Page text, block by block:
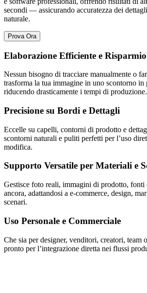
secondi — assicurando accuratezza dei
naturale.
Prova Ora
Elaborazione Efficiente e
Nessun bisogno di tracciare manualmente o
trasforma la tua immagine in uno scontorno in
riducendo drasticamente i tempi di produzione.
Precisione su Bordi e Dettagli
Eccelle su capelli, contorni di prodotto e
scontorni naturali e puliti perfetti per l’uso
modifica.
Supporto Versatile per Materiali e
Gestisce foto reali, immagini di prodotto, fonti
ancora, adattandosi a e-commerce, design,
scenari.
Uso Personale e Commerciale
Che sia per designer, venditori, creatori, team
pronto per l’integrazione diretta nei flussi